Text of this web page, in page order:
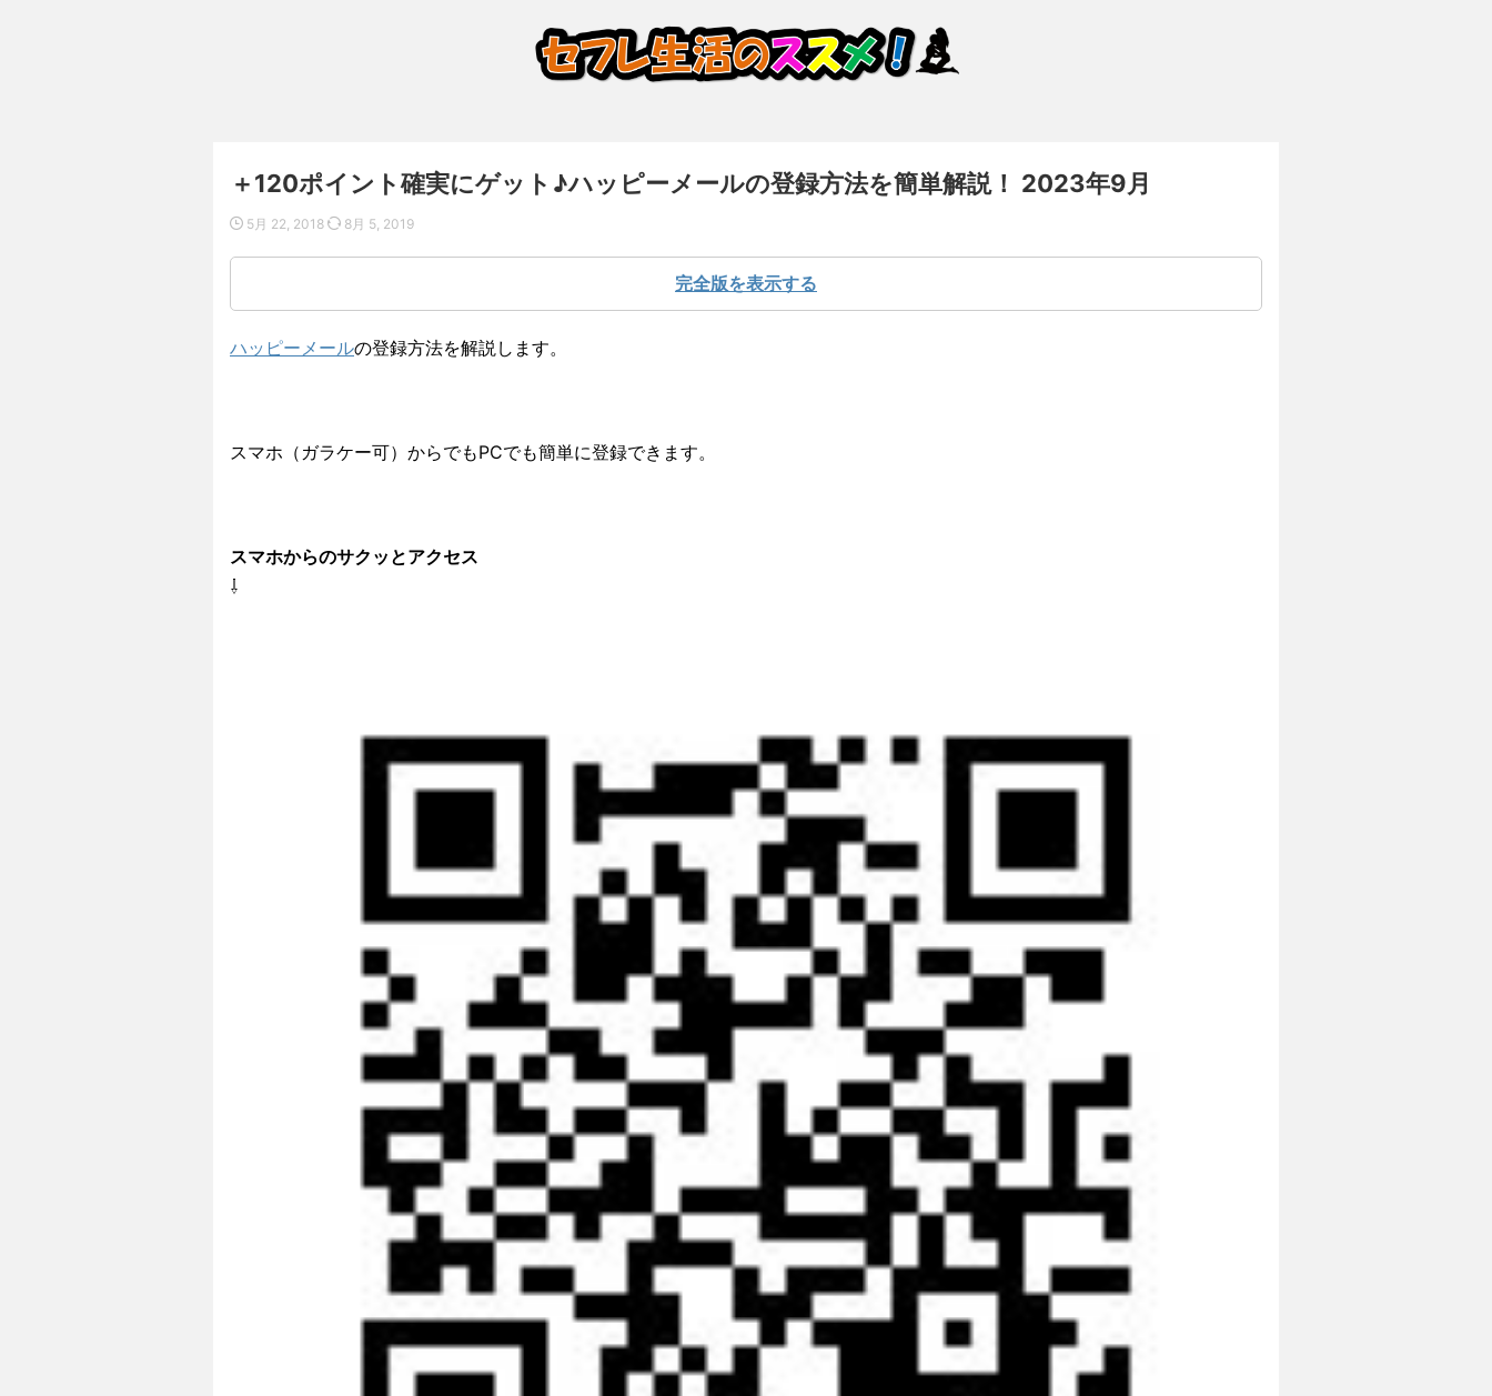
＋120ポイント確実にゲット♪ハッピーメールの登録方法を簡単解説！ 2023年9月
5月 22, 2018 8月 5, 2019
完全版を表示する
ハッピーメールの登録方法を解説します。
スマホ（ガラケー可）からでもPCでも簡単に登録できます。
スマホからのサクッとアクセス
⇩